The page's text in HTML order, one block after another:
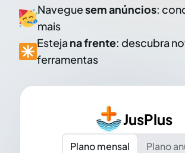
Naveguesem anúncios:
mais
Esteja na frente: descubra
ferramentas
JusPlus
Plano mensal
Plano